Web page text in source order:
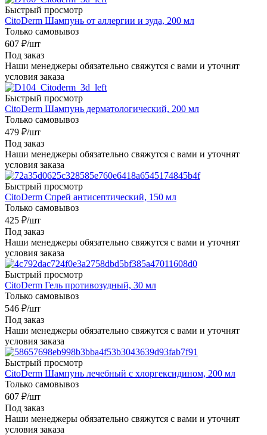
Быстрый просмотр
CitoDerm Шампунь от аллергии и зуда, 200 мл
Только самовывоз
607 ₽/шт
Под заказ
Наши менеджеры обязательно свяжутся с вами и уточнят
условия заказа
Быстрый просмотр
CitoDerm Шампунь дерматологический, 200 мл
Только самовывоз
479 ₽/шт
Под заказ
Наши менеджеры обязательно свяжутся с вами и уточнят
условия заказа
Быстрый просмотр
CitoDerm Cпрей антисептический, 150 мл
Только самовывоз
425 ₽/шт
Под заказ
Наши менеджеры обязательно свяжутся с вами и уточнят
условия заказа
Быстрый просмотр
CitoDerm Гель противозудный, 30 мл
Только самовывоз
546 ₽/шт
Под заказ
Наши менеджеры обязательно свяжутся с вами и уточнят
условия заказа
Быстрый просмотр
CitoDerm Шампунь лечебный с хлоргексидином, 200 мл
Только самовывоз
607 ₽/шт
Под заказ
Наши менеджеры обязательно свяжутся с вами и уточнят
условия заказа